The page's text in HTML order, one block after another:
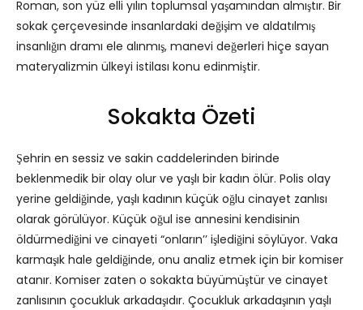
Roman, son yüz elli yılın toplumsal yaşamından almıştır. Bir
sokak çerçevesinde insanlardaki değişim ve aldatılmış
insanlığın dramı ele alınmış, manevi değerleri hiçe sayan
materyalizmin ülkeyi istilası konu edinmiştir.
Sokakta Özeti
Şehrin en sessiz ve sakin caddelerinden birinde
beklenmedik bir olay olur ve yaşlı bir kadın ölür. Polis olay
yerine geldiğinde, yaşlı kadının küçük oğlu cinayet zanlısı
olarak görülüyor. Küçük oğul ise annesini kendisinin
öldürmediğini ve cinayeti “onların’’ işlediğini söylüyor. Vaka
karmaşık hale geldiğinde, onu analiz etmek için bir komiser
atanır. Komiser zaten o sokakta büyümüştür ve cinayet
zanlısının çocukluk arkadaşıdır. Çocukluk arkadaşının yaşlı